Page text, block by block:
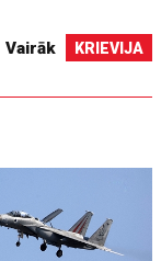
Vairāk KRIEVIJA